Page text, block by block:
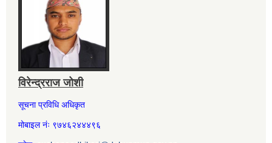
विरेन्द्रराज जोशी
सूचना प्रविधि अधिकृत
मोबाइल नंः ९७४६२४४४९६